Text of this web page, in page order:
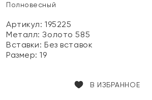
Полновесный
Артикул: 195225
Металл:Золото 585
Вставки:Без вставок
Размер:19
В ИЗБРАННОЕ